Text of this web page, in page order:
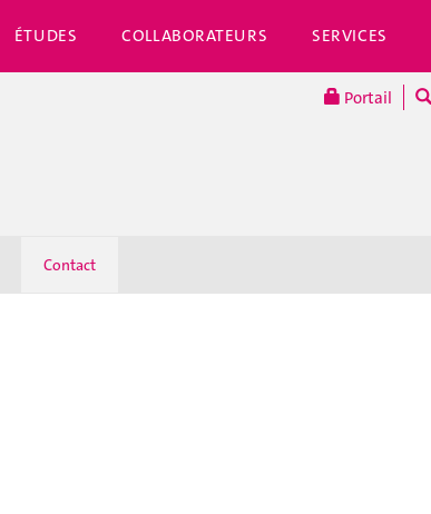
ÉTUDES COLLABORATEURS SERVICES
Portail
Contact